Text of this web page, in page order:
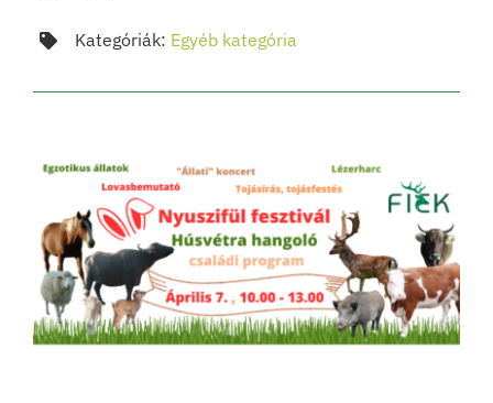
Kategóriák: Egyéb kategória